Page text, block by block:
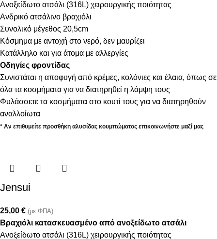
Ανοξείδωτο ατσάλι (316L) χειρουργικής ποιότητας
Ανδρικό ατσάλινο βραχιόλι
Συνολικό μέγεθος 20,5cm
Κόσμημα με αντοχή στο νερό, δεν μαυρίζει
Κατάλληλο και για άτομα με αλλεργίες
Οδηγίες φροντίδας
Συνιστάται η αποφυγή από κρέμες, κολόνιες και έλαια, όπως σε
όλα τα κοσμήματα για να διατηρηθεί η λάμψη τους
Φυλάσσετε τα κοσμήματα στο κουτί τους για να διατηρηθούν
αναλλοίωτα
* Αν επιθυμείτε προσθήκη αλυσίδας κουμπώματος επικοινωνήστε μαζί μας
Jensui
25,00 € (με ΦΠΑ)
Βραχιόλι κατασκευασμένο από ανοξείδωτο ατσάλι
Ανοξείδωτο ατσάλι (316L) χειρουργικής ποιότητας